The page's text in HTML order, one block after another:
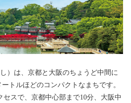
）は、京都と大阪のちょうど中間に
トルほどのコンパクトなまちです。
スで、京都中心部まで10分、大阪中